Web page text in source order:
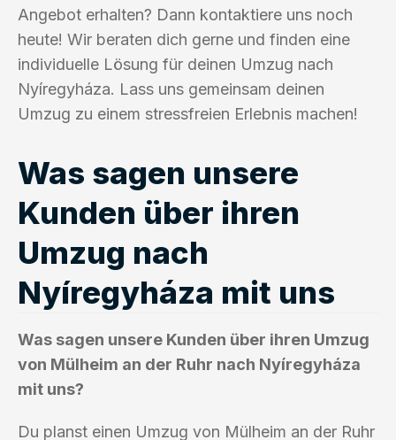
Angebot erhalten? Dann kontaktiere uns noch
heute! Wir beraten dich gerne und finden eine
individuelle Lösung für deinen Umzug nach
Nyíregyháza. Lass uns gemeinsam deinen
Umzug zu einem stressfreien Erlebnis machen!
Was sagen unsere
Kunden über ihren
Umzug nach
Nyíregyháza mit uns
Was sagen unsere Kunden über ihren Umzug
von Mülheim an der Ruhr nach Nyíregyháza
mit uns?
Du planst einen Umzug von Mülheim an der Ruhr